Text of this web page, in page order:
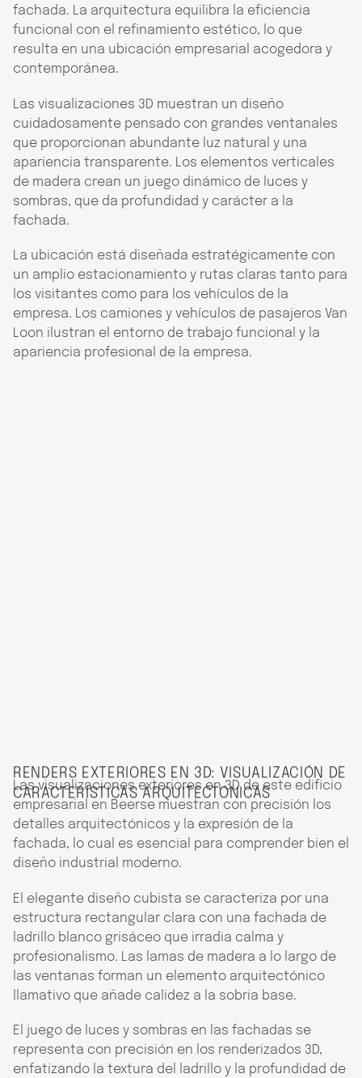
fachada. La arquitectura equilibra la eficiencia
funcional con el refinamiento estético, lo que
resulta en una ubicación empresarial acogedora y
contemporánea.
Las visualizaciones 3D muestran un diseño
cuidadosamente pensado con grandes ventanales
que proporcionan abundante luz natural y una
apariencia transparente. Los elementos verticales
de madera crean un juego dinámico de luces y
sombras, que da profundidad y carácter a la
fachada.
La ubicación está diseñada estratégicamente con
un amplio estacionamiento y rutas claras tanto para
los visitantes como para los vehículos de la
empresa. Los camiones y vehículos de pasajeros Van
Loon ilustran el entorno de trabajo funcional y la
apariencia profesional de la empresa.
RENDERS EXTERIORES EN 3D: VISUALIZACIÓN DE
CARACTERÍSTICAS ARQUITECTÓNICAS
Las visualizaciones exteriores en 3D de este edificio
empresarial en Beerse muestran con precisión los
detalles arquitectónicos y la expresión de la
fachada, lo cual es esencial para comprender bien el
diseño industrial moderno.
El elegante diseño cubista se caracteriza por una
estructura rectangular clara con una fachada de
ladrillo blanco grisáceo que irradia calma y
profesionalismo. Las lamas de madera a lo largo de
las ventanas forman un elemento arquitectónico
llamativo que añade calidez a la sobria base.
El juego de luces y sombras en las fachadas se
representa con precisión en los renderizados 3D,
enfatizando la textura del ladrillo y la profundidad de